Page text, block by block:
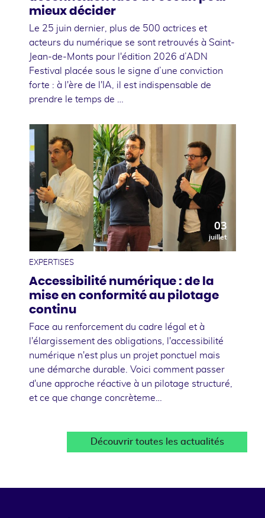
mieux décider
Le 25 juin dernier, plus de 500 actrices et
acteurs du numérique se sont retrouvés à Saint-
Jean-de-Monts pour l'édition 2026 d’ADN
Festival placée sous le signe d’une conviction
forte : à l'ère de l'IA, il est indispensable de
prendre le temps de …
03
juillet
EXPERTISES
Accessibilité numérique : de la
mise en conformité au pilotage
continu
Face au renforcement du cadre légal et à
l'élargissement des obligations, l'accessibilité
numérique n'est plus un projet ponctuel mais
une démarche durable. Voici comment passer
d'une approche réactive à un pilotage structuré,
et ce que change concrèteme…
Découvrir toutes les actualités